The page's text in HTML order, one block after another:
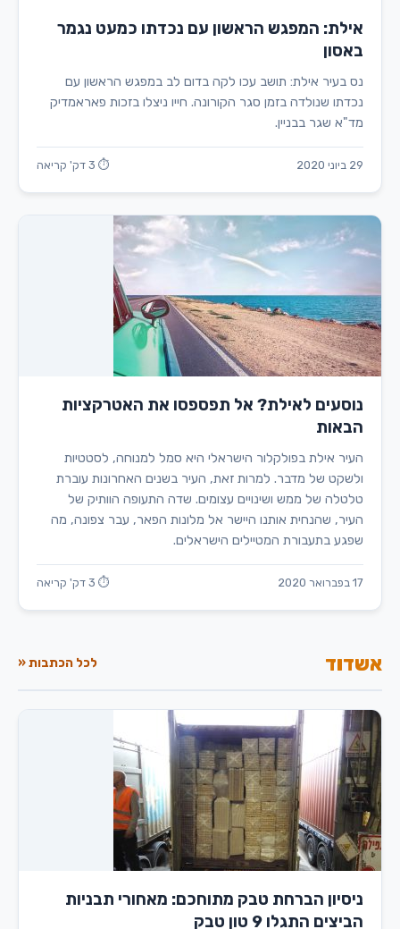
אילת: המפגש הראשון עם נכדתו כמעט נגמר
באסון
נס בעיר אילת: תושב עכו לקה בדום לב במפגש הראשון עם
נכדתו שנולדה בזמן סגר הקורונה. חייו ניצלו בזכות פאראמדיק
מד"א שגר בבניין.
29 ביוני 2020 ⏱ 3 דק' קריאה
נוסעים לאילת? אל תפספסו את האטרקציות
הבאות
העיר אילת בפולקלור הישראלי היא סמל למנוחה, לסטטיות
ולשקט של מדבר. למרות זאת, העיר בשנים האחרונות עוברת
טלטלה של ממש ושינויים עצומים. שדה התעופה הוותיק של
העיר, שהנחית אותנו היישר אל מלונות הפאר, עבר צפונה, מה
שפגע בתעבורת המטיילים הישראלים.
17 בפברואר 2020 ⏱ 3 דק' קריאה
אשדוד לכל הכתבות «
ניסיון הברחת טבק מתוחכם: מאחורי תבניות
הביצים התגלו 9 טון טבק